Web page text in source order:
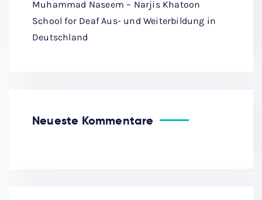
Muhammad Naseem – Narjis Khatoon
School for Deaf Aus- und Weiterbildung in
Deutschland
Neueste Kommentare